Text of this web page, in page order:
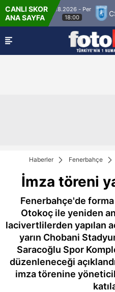
CANLI SKOR
ANA SAYFA
6.8.2026 - Per
18:00
CS
Haberler Fenerbahçe
İmza töreni
Fenerbahçe'de
Otokoç ile yeniden
lacivertlilerden yapılan
yarın Chobani
Saracoğlu Spor
düzenleneceği
imza törenine